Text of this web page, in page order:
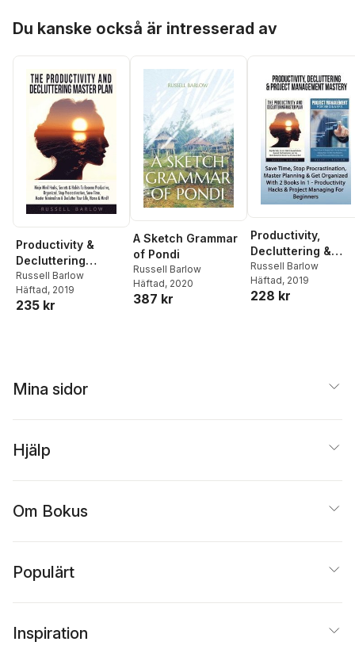
Du kanske också är intresserad av
Productivity &
Decluttering
Master Plan
Russell Barlow
Häftad, 2019
235 kr
A Sketch Grammar
of Pondi
Russell Barlow
Häftad, 2020
387 kr
Productivity,
Decluttering &
Project
Management
Mastery
Russell Barlow
Häftad, 2019
228 kr
Mina sidor
Hjälp
Om Bokus
Populärt
Inspiration